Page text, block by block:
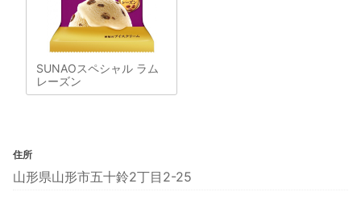
SUNAOスペシャル ラム
レーズン
住所
山形県山形市五十鈴2丁目2-25